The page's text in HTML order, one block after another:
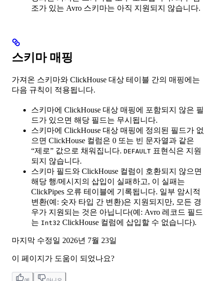
조가 있는 Avro 스키마는 아직 지원되지 않습니다.
스키마 매핑
가져온 스키마와 ClickHouse 대상 테이블 간의 매핑에는
다음 규칙이 적용됩니다.
스키마에 ClickHouse 대상 매핑에 포함되지 않은 필
드가 있으면 해당 필드는 무시됩니다.
스키마에 ClickHouse 대상 매핑에 정의된 필드가 없
으면 ClickHouse 컬럼은 0 또는 빈 문자열과 같은
“제로” 값으로 채워집니다. DEFAULT 표현식은 지원
되지 않습니다.
스키마 필드와 ClickHouse 컬럼이 호환되지 않으면
해당 행/메시지의 삽입이 실패하고, 이 실패는
ClickPipes 오류 테이블에 기록됩니다. 일부 암시적
변환(예: 숫자 타입 간 변환)은 지원되지만, 모든 경
우가 지원되는 것은 아닙니다(예: Avro 레코드 필드
는 Int32 ClickHouse 컬럼에 삽입할 수 없습니다).
마지막 수정일 2026년 7월 23일
이 페이지가 도움이 되었나요?